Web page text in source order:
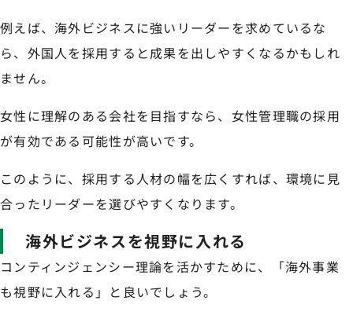
例えば、海外ビジネスに強いリーダーを求めているな
ら、外国人を採用すると成果を出しやすくなるかもしれ
ません。
女性に理解のある会社を目指すなら、女性管理職の採用
が有効である可能性が高いです。
このように、採用する人材の幅を広くすれば、環境に見
合ったリーダーを選びやすくなります。
海外ビジネスを視野に入れる
コンティンジェンシー理論を活かすために、「海外事業
も視野に入れる」と良いでしょう。